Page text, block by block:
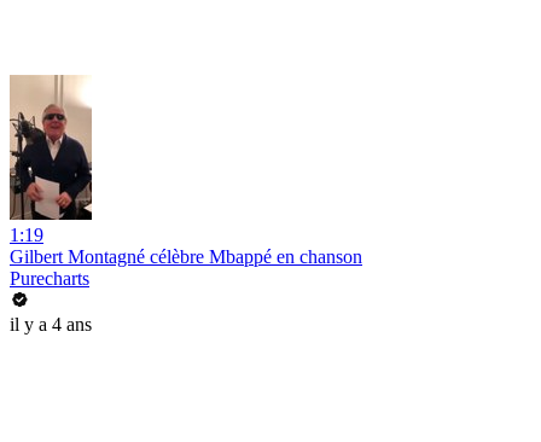
1:19
Gilbert Montagné célèbre Mbappé en chanson
Purecharts
il y a 4 ans